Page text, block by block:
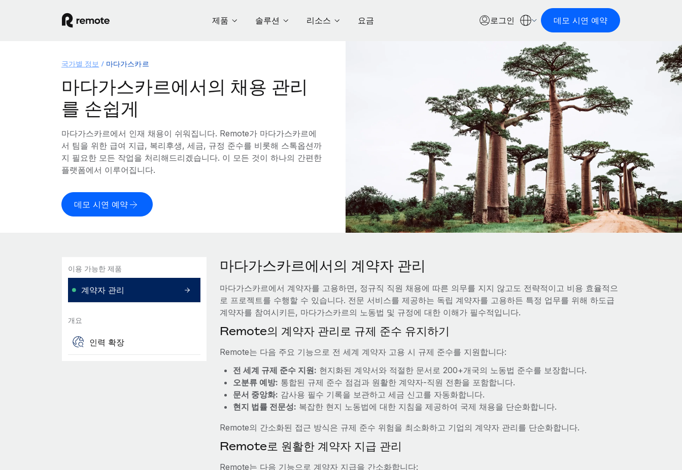
제품 솔루션 리소스 요금 로그인 데모 시연 예약
국가별 정보 마다가스카르
마다가스카르에서의 채용 관리
를 손쉽게
마다가스카르에서 인재 채용이 쉬워집니다. Remote가 마다가스카르에
서 팀을 위한 급여 지급, 복리후생, 세금, 규정 준수를 비롯해 스톡옵션까
지 필요한 모든 작업을 처리해드리겠습니다. 이 모든 것이 하나의 간편한
플랫폼에서 이루어집니다.
데모 시연 예약
이용 가능한 제품
계약자 관리
개요
인력 확장
마다가스카르에서의 계약자 관리
마다가스카르에서 계약자를 고용하면, 정규직 직원 채용에 따른 의무를 지지 않고도 전략적이고 비용 효율적으
로 프로젝트를 수행할 수 있습니다. 전문 서비스를 제공하는 독립 계약자를 고용하든 특정 업무를 위해 하도급
계약자를 참여시키든, 마다가스카르의 노동법 및 규정에 대한 이해가 필수적입니다.
Remote의 계약자 관리로 규제 준수 유지하기
Remote는 다음 주요 기능으로 전 세계 계약자 고용 시 규제 준수를 지원합니다:
전 세계 규제 준수 지원: 현지화된 계약서와 적절한 문서로 200+개국의 노동법 준수를 보장합니다.
오분류 예방: 통합된 규제 준수 점검과 원활한 계약자-직원 전환을 포함합니다.
문서 중앙화: 감사용 필수 기록을 보관하고 세금 신고를 자동화합니다.
현지 법률 전문성: 복잡한 현지 노동법에 대한 지침을 제공하여 국제 채용을 단순화합니다.
Remote의 간소화된 접근 방식은 규제 준수 위험을 최소화하고 기업의 계약자 관리를 단순화합니다.
Remote로 원활한 계약자 지급 관리
Remote는 다음 기능으로 계약자 지급을 간소화합니다: